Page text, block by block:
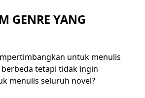
GENRE YANG
untuk menulis
tetapi tidak ingin
menulis seluruh novel?